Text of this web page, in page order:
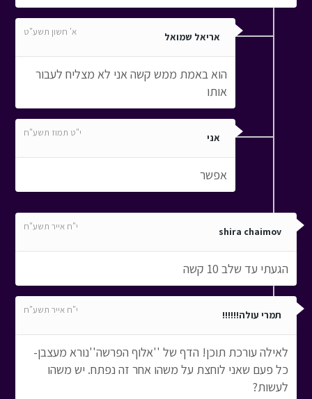
אריאל שמואל א' חשון תשע"ט
הוא באמת ממש קשה אני לא מצליח לעבור
אותו
אני י"ט תמוז תשע"ח
אפשר
shira chaimov י"ח אייר תשע"ח
הגעתי עד שלב 10 קשה
תמרי עולה!!!!!! י"ח אייר תשע"ח
לאילה עורכת תוכן! הדף של ''אלוף הפרשה''נורא מעצבן-
כל פעם שאני לוחצת על משהו אחר זה נפתח. יש משהו
לעשות?